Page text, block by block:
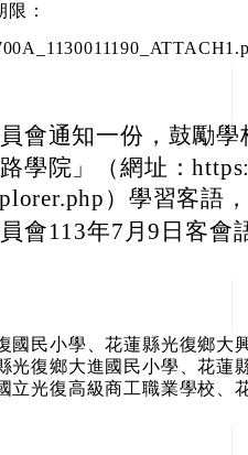
：
會通知一份，鼓勵
學院」（網址：
）學習客語
會113年7月9日客會
國民小學、花蓮縣光復鄉大
光復鄉大進國民小學、花蓮
立光復高級商工職業學校、